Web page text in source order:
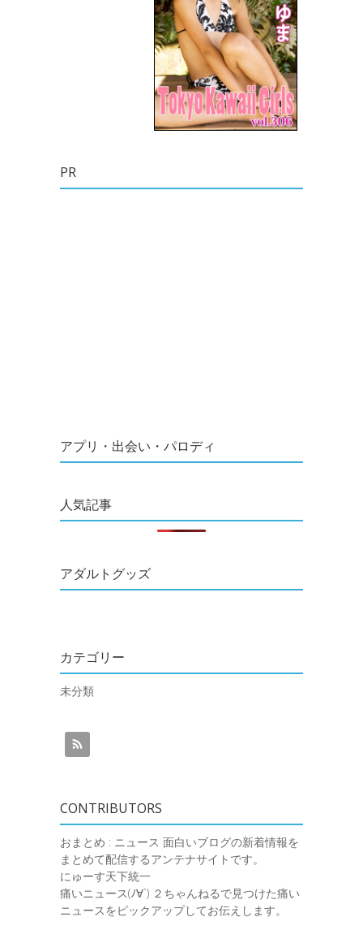
PR
アプリ・出会い・パロディ
人気記事
アダルトグッズ
カテゴリー
未分類
CONTRIBUTORS
おまとめ : ニュース 面白いブログの新着情報を
まとめて配信するアンテナサイトです。
にゅーす天下統一
痛いニュース(ﾉ∀`) ２ちゃんねるで見つけた痛い
ニュースをピックアップしてお伝えします。